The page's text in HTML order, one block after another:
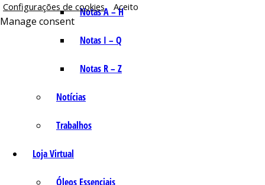
Notas A – H
Notas I – Q
Notas R – Z
Notícias
Trabalhos
Loja Virtual
Óleos Essenciais
Configurações de cookies
Aceito
Manage consent